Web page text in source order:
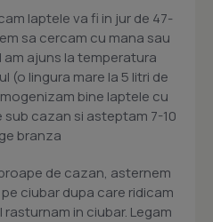
laptele va fi in jur de 47-
sa cercam cu mana sau
ajuns la temperatura
(o lingura mare la 5 litri de
bine laptele cu
sub cazan si asteptam 7-10
branza
de cazan, asternem
ciubar dupa care ridicam
in ciubar. Legam